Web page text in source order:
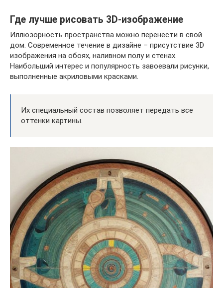
Где лучше рисовать 3D-изображение
Иллюзорность пространства можно перенести в свой
дом. Современное течение в дизайне – присутствие 3D
изображения на обоях, наливном полу и стенах.
Наибольший интерес и популярность завоевали рисунки,
выполненные акриловыми красками.
Их специальный состав позволяет передать все
оттенки картины.